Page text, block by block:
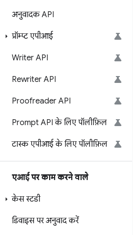
अनुवादक API
प्रॉम्प्ट एपीआई
Writer API
Rewriter API
Proofreader API
Prompt API के लिए पॉलीफ़िल
टास्क एपीआई के लिए पॉलीफ़िल
एआई पर काम करने वाले
केस स्टडी
डिवाइस पर अनुवाद करें